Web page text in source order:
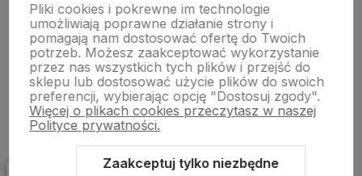
polityce prywatności
Ważne informacje
Pliki cookies i pokrewne im technologie
umożliwiają poprawne działanie strony i
pomagają nam dostosować ofertę do Twoich
potrzeb. Możesz zaakceptować wykorzystanie
przez nas wszystkich tych plików i przejść do
sklepu lub dostosować użycie plików do swoich
preferencji, wybierając opcję "Dostosuj zgody".
Więcej o plikach cookies przeczytasz w naszej
Polityce prywatności.
Zaakceptuj tylko niezbędne